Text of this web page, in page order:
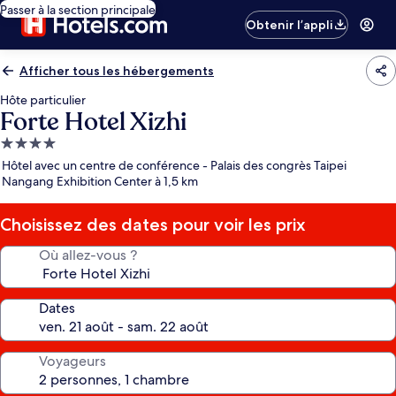
Passer à la section principale
Obtenir l’appli
Afficher tous les hébergements
Hôte particulier
Forte Hotel Xizhi
Hébergement
4.0 étoiles
Hôtel avec un centre de conférence - Palais des congrès Taipei
Nangang Exhibition Center à 1,5 km
Choisissez des dates pour voir les prix
Où allez-vous ?
Dates
Voyageurs